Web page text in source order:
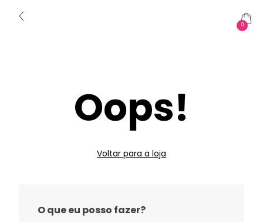
0
Oops!
Voltar para a loja
O que eu posso fazer?